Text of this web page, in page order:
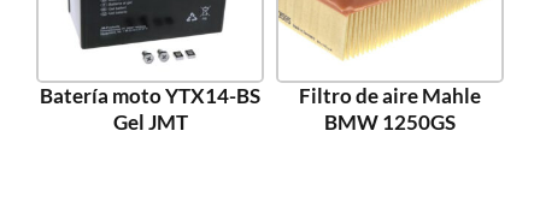
Batería moto YTX14-BS
Gel JMT
Filtro de aire Mahle
BMW 1250GS